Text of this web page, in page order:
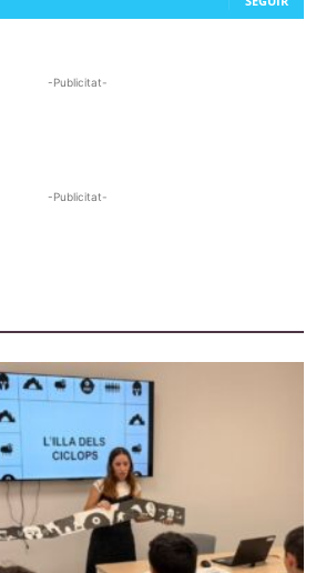
-Publicitat-
-Publicitat-